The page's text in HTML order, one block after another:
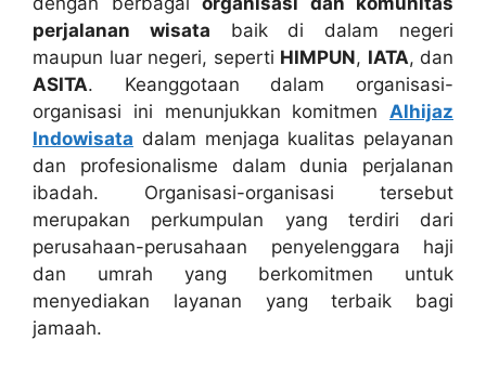
perjalanan wisata baik di dalam negeri
maupun luar negeri, seperti HIMPUN, IATA, dan
ASITA. Keanggotaan dalam organisasi-
organisasi ini menunjukkan komitmen Alhijaz
Indowisata dalam menjaga kualitas pelayanan
dan profesionalisme dalam dunia perjalanan
ibadah. Organisasi-organisasi tersebut
merupakan perkumpulan yang terdiri dari
perusahaan-perusahaan penyelenggara haji
dan umrah yang berkomitmen untuk
menyediakan layanan yang terbaik bagi
jamaah.